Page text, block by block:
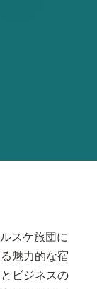
スケ旅団に
魅力的な宿
ビジネスの